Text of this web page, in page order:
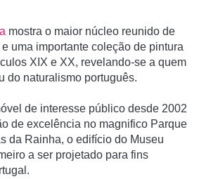
mostra o maior núcleo reunido de
uma importante coleção de pintura
XIX e XX, revelando-se a quem
do naturalismo português.
de interesse público desde 2002
de excelência no magnifico Parque
da Rainha, o edifício do Museu
a ser projetado para fins